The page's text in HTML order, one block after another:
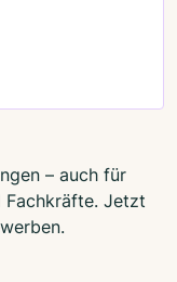
– auch für
Fachkräfte. Jetzt